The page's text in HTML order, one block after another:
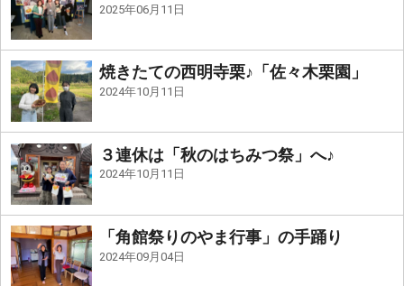
2025年06月11日
焼きたての西明寺栗♪「佐々木栗園」
2024年10月11日
３連休は「秋のはちみつ祭」へ♪
2024年10月11日
「角館祭りのやま行事」の手踊り
2024年09月04日